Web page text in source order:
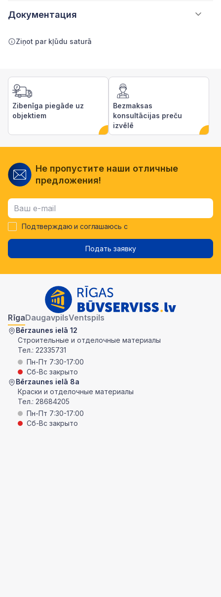
Документация
Ziņot par kļūdu saturā
Zibenīga piegāde uz
objektiem
Bezmaksas
konsultācijas preču
izvēlē
Не пропустите наши отличные
предложения!
Подтверждаю и соглашаюсь с
Подать заявку
RīgaDaugavpilsVentspils
Bērzaunes ielā 12
Строительные и отделочные материалы
Тел.: 22335731
Пн-Пт 7:30-17:00
Сб-Вс закрыто
Bērzaunes ielā 8a
Краски и отделочные материалы
Тел.: 28684205
Пн-Пт 7:30-17:00
Сб-Вс закрыто